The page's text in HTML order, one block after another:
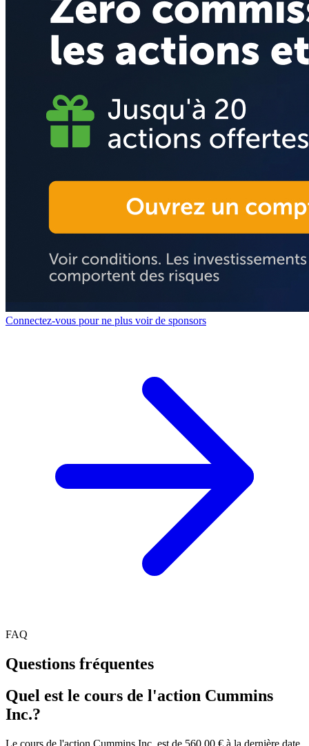
Connectez-vous pour ne plus voir de sponsors
FAQ
Questions fréquentes
Quel est le cours de l'action Cummins
Inc.?